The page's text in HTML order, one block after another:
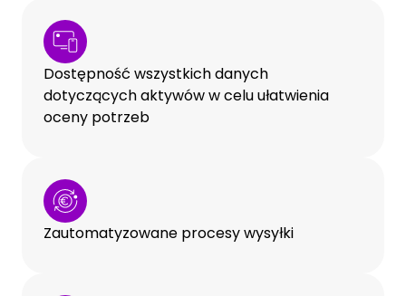
Dostępność wszystkich danych
dotyczących aktywów w celu ułatwienia
oceny potrzeb
Zautomatyzowane procesy wysyłki